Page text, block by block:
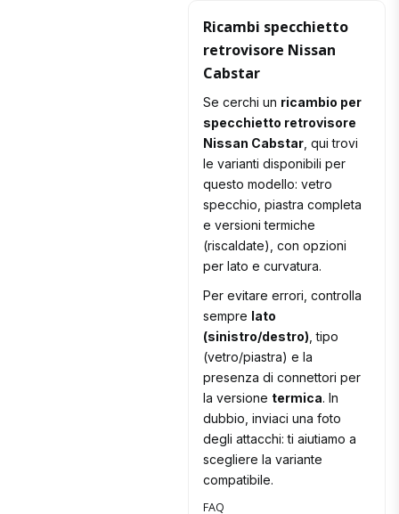
Ricambi specchietto
retrovisore Nissan
Cabstar
Se cerchi un ricambio per
specchietto retrovisore
Nissan Cabstar , qui trovi
le varianti disponibili per
questo modello: vetro
specchio, piastra completa
e versioni termiche
(riscaldate), con opzioni
per lato e curvatura.
Per evitare errori, controlla
sempre lato
(sinistro/destro) , tipo
(vetro/piastra) e la
presenza di connettori per
la versione termica. In
dubbio, inviaci una foto
degli attacchi: ti aiutiamo a
scegliere la variante
compatibile.
FAQ